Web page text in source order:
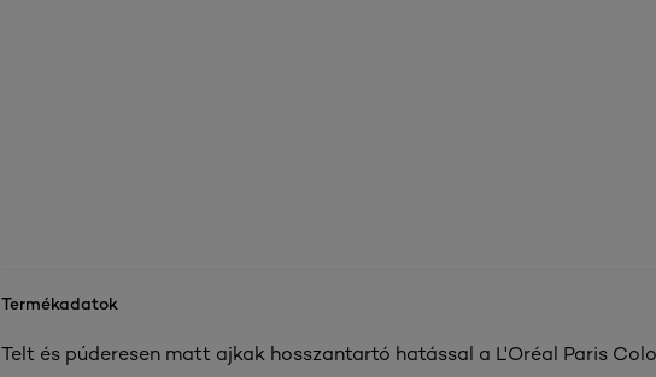
Termékadatok
Telt és púderesen matt ajkak hosszantartó hatással a L'Oréal Paris